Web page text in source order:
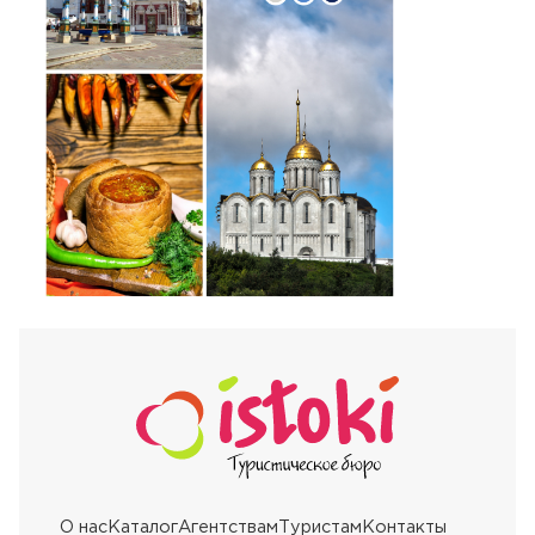
О насКаталогАгентствам Туристам Контакты